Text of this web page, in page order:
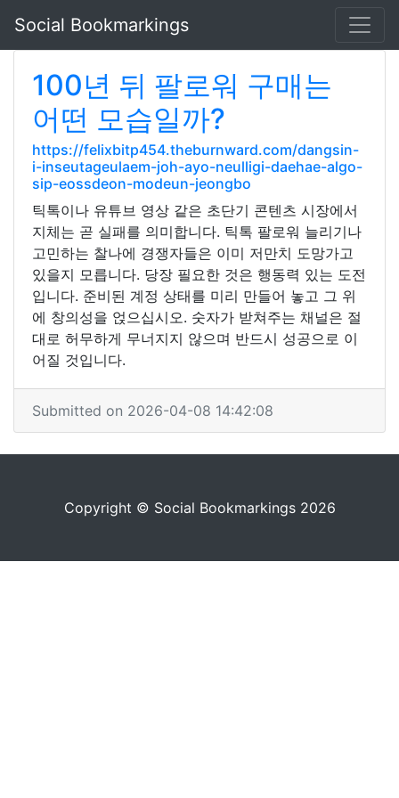
Social Bookmarkings
100년 뒤 팔로워 구매는
어떤 모습일까?
https://felixbitp454.theburnward.com/dangsin-
i-inseutageulaem-joh-ayo-neulligi-daehae-algo-
sip-eossdeon-modeun-jeongbo
틱톡이나 유튜브 영상 같은 초단기 콘텐츠 시장에서
지체는 곧 실패를 의미합니다. 틱톡 팔로워 늘리기나
고민하는 찰나에 경쟁자들은 이미 저만치 도망가고
있을지 모릅니다. 당장 필요한 것은 행동력 있는 도전
입니다. 준비된 계정 상태를 미리 만들어 놓고 그 위
에 창의성을 얹으십시오. 숫자가 받쳐주는 채널은 절
대로 허무하게 무너지지 않으며 반드시 성공으로 이
어질 것입니다.
Submitted on 2026-04-08 14:42:08
Copyright © Social Bookmarkings 2026